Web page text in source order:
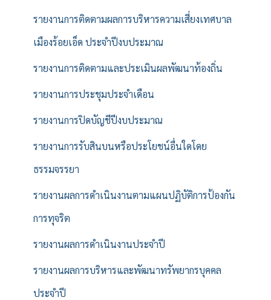
รายงานการติดตามผลการบริหารความเสี่ยงเทศบาล
เมืองร้อยเอ็ด ประจำปีงบประมาณ
รายงานการติดตามและประเมินผลพัฒนาท้องถิ่น
รายงานการประชุมประจำเดือน
รายงานการปิดบัญชีปีงบประมาณ
รายงานการรับสินบนหรือประโยชน์อื่นใดโดย
ธรรมจรรยา
รายงานผลการดำเนินงานตามแผนปฏิบัติการป้องกัน
การทุจริต
รายงานผลการดำเนินงานประจำปี
รายงานผลการบริหารและพัฒนาทรัพยากรบุคคล
ประจำปี